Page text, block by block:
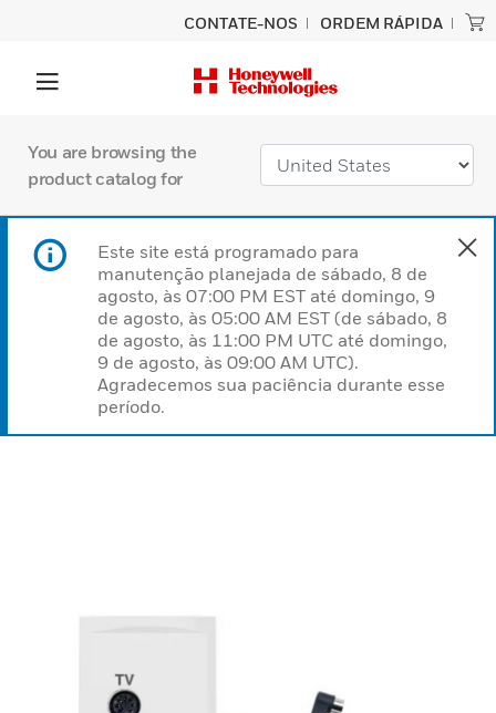
CONTATE-NOS ORDEM RÁPIDA
You are browsing the
product catalog for
Este site está programado para
manutenção planejada de sábado, 8 de
agosto, às 07:00 PM EST até domingo, 9
de agosto, às 05:00 AM EST (de sábado, 8
de agosto, às 11:00 PM UTC até domingo,
9 de agosto, às 09:00 AM UTC).
Agradecemos sua paciência durante esse
período.